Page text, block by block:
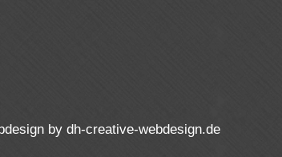
by dh-creative-webdesign.de